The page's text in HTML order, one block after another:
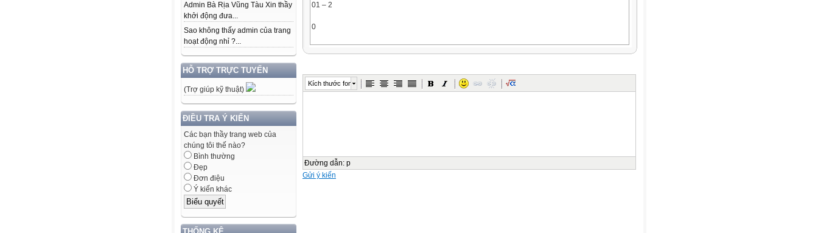
Admin Bà Rịa Vũng Tàu Xin thầy
khởi động đưa...
Sao không thấy admin của trang
hoạt động nhỉ ?...
HỖ TRỢ TRỰC TUYẾN
(Trợ giúp kỹ thuật)
ĐIỀU TRA Ý KIẾN
Các bạn thầy trang web của
chúng tôi thế nào?
Bình thường
Đẹp
Đơn điệu
Ý kiến khác
THỐNG KÊ
01 – 2
0
Biên tập nội dung:
Minh hoạ:
Sửa bản in:
Kích thước font
Đường dẫn: p
Gửi ý kiến